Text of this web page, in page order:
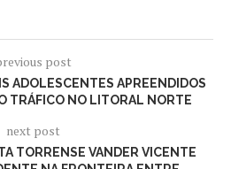
post
ADOLESCENTES APREENDIDOS
TRÁFICO NO LITORAL NORTE
next post
TORRENSE VANDER VICENTE